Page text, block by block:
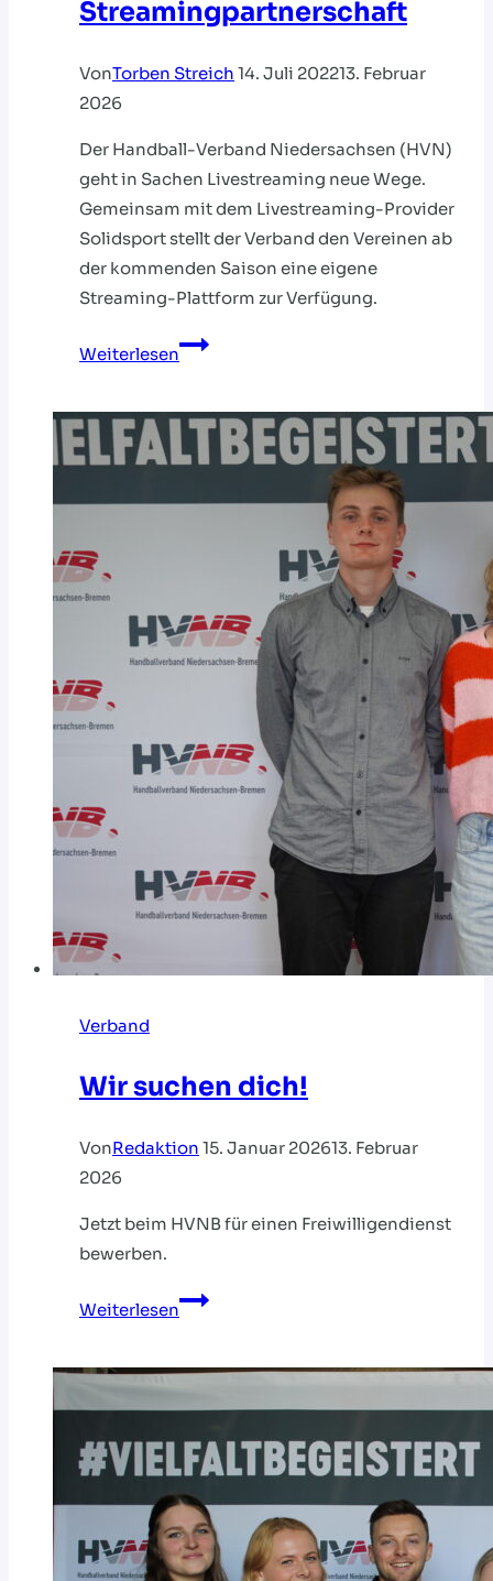
Streamingpartnerschaft
VonTorben Streich 14. Juli 202213. Februar
2026
Der Handball-Verband Niedersachsen (HVN)
geht in Sachen Livestreaming neue Wege.
Gemeinsam mit dem Livestreaming-Provider
Solidsport stellt der Verband den Vereinen ab
der kommenden Saison eine eigene
Streaming-Plattform zur Verfügung.
Weiterlesen
HVN
unterzeichnen
exklusive
Streamingpartnerschaft
Verband
Wir suchen dich!
VonRedaktion 15. Januar 202613. Februar
2026
Jetzt beim HVNB für einen Freiwilligendienst
bewerben.
Weiterlesen
Wir